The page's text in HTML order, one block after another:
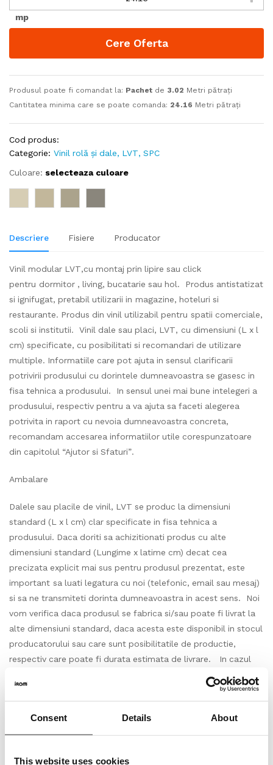
Consent Details About
This website uses cookies
mp
Cere Oferta
Produsul poate fi comandat la: Pachet de 3.02 Metri pătrați
Cantitatea minima care se poate comanda: 24.16 Metri pătrați
Cod produs:
Categorie: Vinil rolă și dale, LVT, SPC
Culoare: selecteaza culoare
Descriere Fisiere Producator
Vinil modular LVT,cu montaj prin lipire sau click
pentru dormitor , living, bucatarie sau hol. Produs antistatizat
si ignifugat, pretabil utilizarii in magazine, hoteluri si
restaurante. Produs din vinil utilizabil pentru spatii comerciale,
scoli si institutii. Vinil dale sau placi, LVT, cu dimensiuni (L x l
cm) specificate, cu posibilitati si recomandari de utilizare
multiple. Informatiile care pot ajuta in sensul clarificarii
potrivirii produsului cu dorintele dumneavoastra se gasesc in
fisa tehnica a produsului. In sensul unei mai bune intelegeri a
produsului, respectiv pentru a va ajuta sa faceti alegerea
potrivita in raport cu nevoia dumneavoastra concreta,
recomandam accesarea informatiilor utile corespunzatoare
din capitolul “Ajutor si Sfaturi”.
Ambalare
Dalele sau placile de vinil, LVT se produc la dimensiuni
standard (L x l cm) clar specificate in fisa tehnica a
produsului. Daca doriti sa achizitionati produs cu alte
dimensiuni standard (Lungime x latime cm) decat cea
precizata explicit mai sus pentru produsul prezentat, este
important sa luati legatura cu noi (telefonic, email sau mesaj)
si sa ne transmiteti dorinta dumneavoastra in acest sens. Noi
vom verifica daca produsul se fabrica si/sau poate fi livrat la
alte dimensiuni standard, daca acesta este disponibil in stocul
producatorului sau care sunt posibilitatile de productie,
respectiv care poate fi durata estimata de livrare. In cazul
unui raspuns pozitiv, agreat de catre ambele parti vom
continua dialogul direct pentru finalizarea achizitiei. Vinilul,
LVT-ul se impacheteaza in cutii cu cantitati clar
specificate, in functie de dimensiunile standard ale placilor
sau dalelor respectivului produs. Produsul solicitat, respectiv